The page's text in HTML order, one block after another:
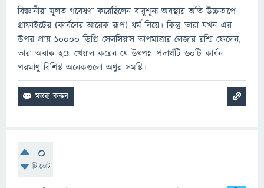
বিজ্ঞানীরা মূলত গবেষণা করেছিলেন বায়ুশূন্য অবস্থায় অতি উচ্চতাপে
গ্রাফাইটের (কার্বনের আরেক রূপ) ধর্ম নিয়ে। কিন্তু তারা যখন এর
উপর প্রায় ১০০০০ ডিগ্রি সেলসিয়াস তাপমাত্রার লেজার রশ্মি ফেলেন,
তারা অবাক হয়ে খেয়াল করেন যে উৎপন্ন পদার্থটি ৬০টি কার্বন
পরমাণু বিশিষ্ট অনেকগুলো অণুর সমষ্টি।
0
টি ভোট